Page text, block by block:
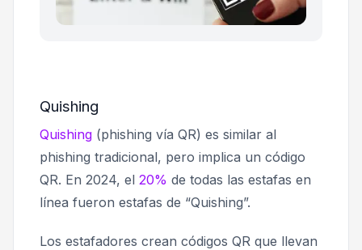
Quishing
Quishing (phishing vía QR) es similar al
phishing tradicional, pero implica un código
QR. En 2024, el 20% de todas las estafas en
línea fueron estafas de “Quishing”.
Los estafadores crean códigos QR que llevan